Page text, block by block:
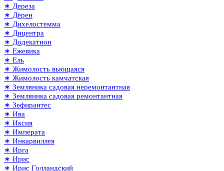
∗ Дереза
∗ Дёрен
∗ Дихелостемма
∗ Дицентра
∗ Додекатион
∗ Ежевика
∗ Ель
∗ Жимолость вьющаяся
∗ Жимолость камчатская
∗ Земляника садовая неремонтантная
∗ Земляника садовая ремонтантная
∗ Зефирантес
∗ Ива
∗ Иксия
∗ Императа
∗ Инкарвиллея
∗ Ирга
∗ Ирис
∗ Ирис Голландский